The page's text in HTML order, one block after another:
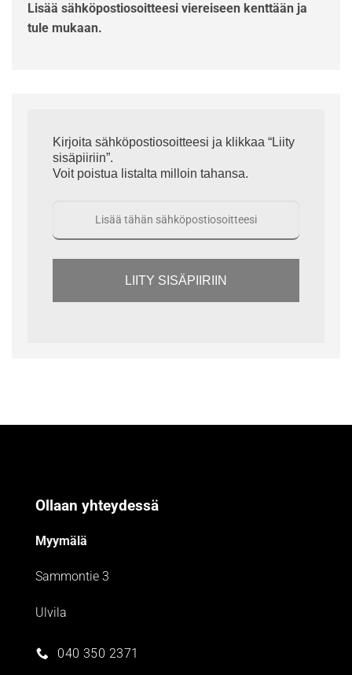
Lisää sähköpostiosoitteesi viereiseen kenttään ja
tule mukaan.
Kirjoita sähköpostiosoitteesi ja klikkaa “Liity
sisäpiiriin”.
Voit poistua listalta milloin tahansa.
LIITY SISÄPIIRIIN
Ollaan yhteydessä
Myymälä
Sammontie 3
Ulvila
040 350 2371